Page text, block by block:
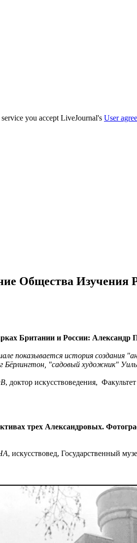
you accept LiveJournal's User
Общества
Британии и России: Александр
показывается история создания
Бёрлингтон, "садовый художник"
, доктор искусствоведения,
трех Александровых.
, искусствовед, Государственный